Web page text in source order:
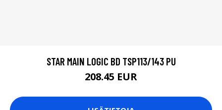
STAR MAIN LOGIC BD TSP113/143 PU
208.45 EUR